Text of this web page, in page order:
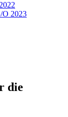
O 2023
die